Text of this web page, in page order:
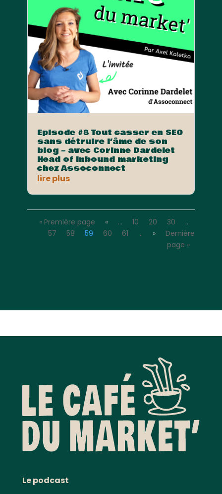
Episode #8 Tout casser en SEO
sans détruire l’âme de son
blog – avec Corinne Dardelet
Head of Inbound marketing
chez Assoconnect
lire plus
« Première page « … 10 20 30
…
57
58 59 60 61 … »
Dernière
page »
Le podcast